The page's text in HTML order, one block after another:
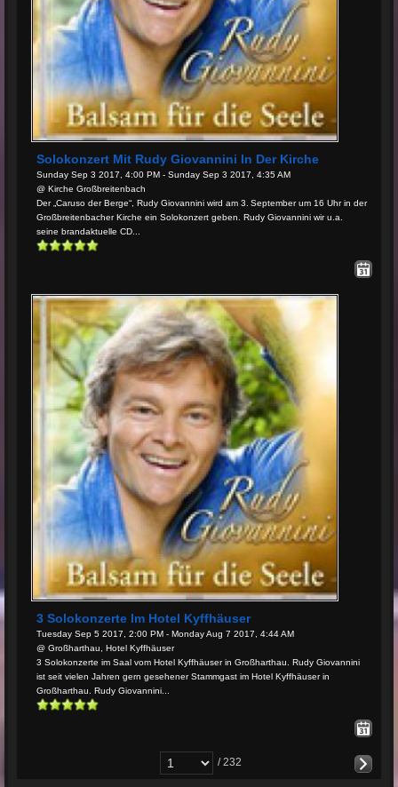
Solokonzert Mit Rudy Giovannini In Der Kirche
Sunday Sep 3 2017, 4:00 PM - Sunday Sep 3 2017, 4:35 AM
@ Kirche Großbreitenbach
Der „Caruso der Berge“, Rudy Giovannini wird am 3. September um 16 Uhr in der
Großbreitenbacher Kirche ein Solokonzert geben. Rudy Giovannini wir u.a.
seine brandaktuelle CD...
3 Solokonzerte Im Hotel Kyffhäuser
Tuesday Sep 5 2017, 2:00 PM - Monday Aug 7 2017, 4:44 AM
@ Großharthau, Hotel Kyffhäuser
3 Solokonzerte im Saal vom Hotel Kyffhäuser in Großharthau. Rudy Giovannini
ist seit vielen Jahren gern gesehener Stammgast im Hotel Kyffhäuser in
Großharthau. Rudy Giovannini...
/ 232